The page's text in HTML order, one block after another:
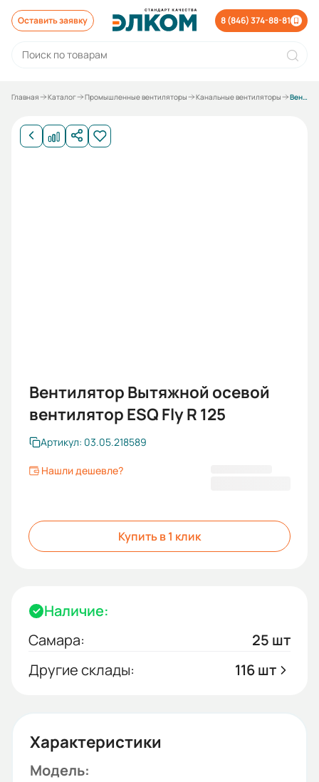
Оставить заявку 8 (846) 374-88-81
Главная Каталог Промышленные вентиляторы Канальные вентиляторы Вентилятор Вытяжной осевой вентилятор ESQ Fly R 125
Вентилятор Вытяжной осевой
вентилятор ESQ Fly R 125
Артикул: 03.05.218589
Нашли дешевле?
Купить в 1 клик
Наличие:
Самара:
25 шт
Другие склады:
116 шт
Характеристики
Модель: